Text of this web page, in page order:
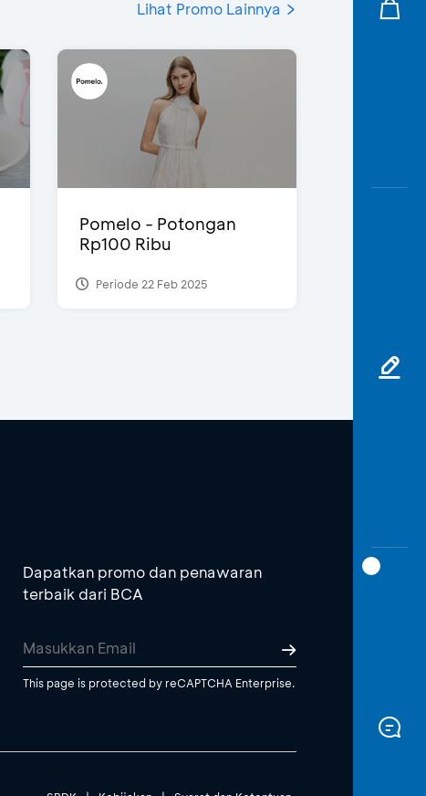
Lihat Promo Lainnya
Pomelo - Potongan
Rp100 Ribu
Periode 22 Feb 2025
Dapatkan promo dan penawaran
terbaik dari BCA
This page is protected by reCAPTCHA Enterprise.